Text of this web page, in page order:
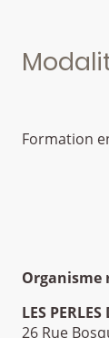
Formation
Organisme
LES
26 Rue